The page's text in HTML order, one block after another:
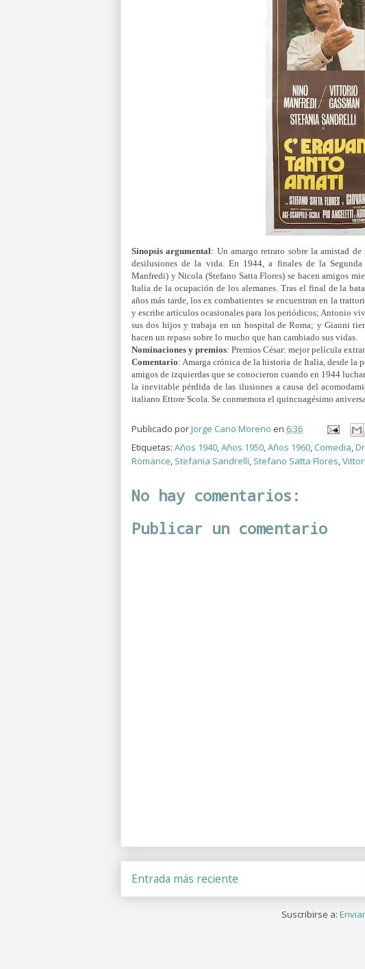
Sinopsis argumental: Un amargo retrato sobre la amistad
desilusiones de la vida. En 1944, a finales de la
Manfredi) y Nicola (Stefano Satta Flores) se hacen amigos
Italia de la ocupación de los alemanes. Tras el final de la
años más tarde, los ex combatientes se encuentran en la
y escribe artículos ocasionales para los periódicos; Antonio
sus dos hijos y trabaja en un hospital de Roma; y Gianni
hacen un repaso sobre lo mucho que han cambiado sus vidas.
Nominaciones y premios: Premios César: mejor película
Comentario: Amarga crónica de la historia de Italia, desde la
amigos de izquierdas que se conocieron cuando en 1944
la inevitable pérdida de las ilusiones a causa del
italiano Ettore Scola. Se conmemora el quincuagésimo
Publicado porJorge Cano Moreno en 6:36
Etiquetas: Años 1940,Años 1950,Años 1960, Comedia,
Romance, Stefania Sandrelli, Stefano Satta Flores,
No hay comentarios:
Publicar un comentario
Entrada más reciente
Suscribirse a: